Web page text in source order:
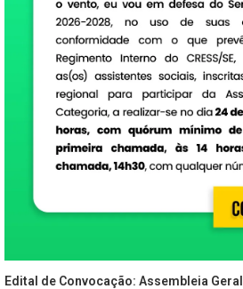
Edital de Convocação: Assembleia Geral